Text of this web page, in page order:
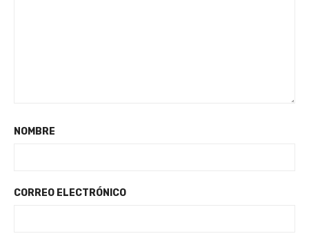
NOMBRE
CORREO ELECTRÓNICO